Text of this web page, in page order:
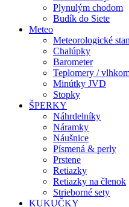
Plynulým chodom
Budík do Siete
Meteo
Meteorologické
Chalúpky
Barometer
Teplomery /
Minútky JVD
Stopky
ŠPERKY
Náhrdelníky
Náramky
Náušnice
Písmená & perly
Prstene
Retiazky
Retiazky na členok
Strieborné sety
KUKUČKY